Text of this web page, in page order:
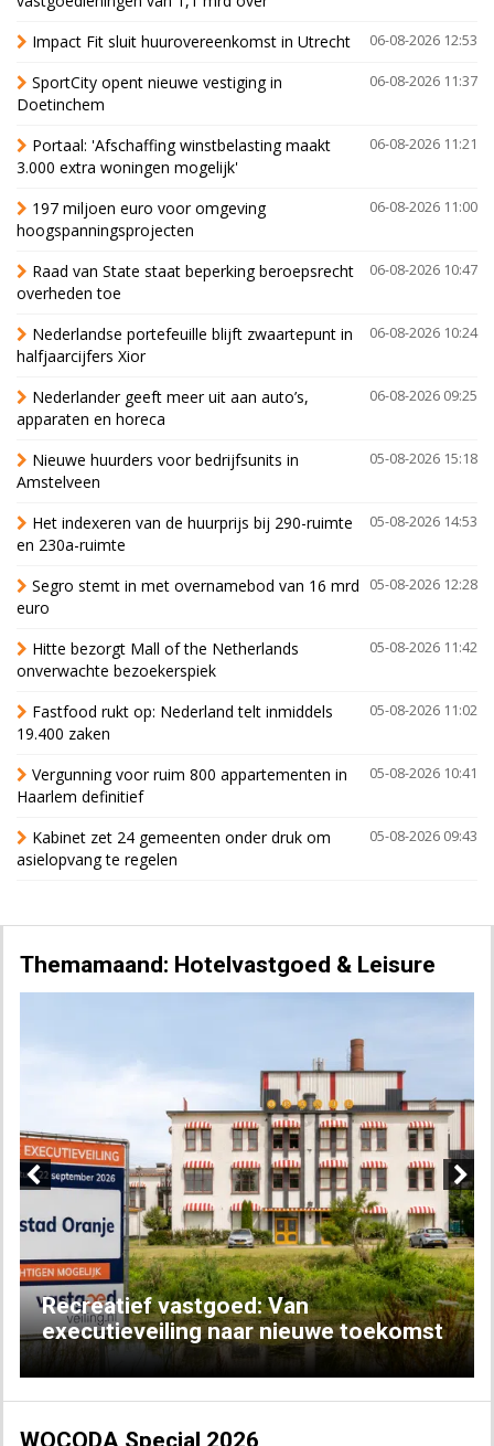
06-08-2026 12:53
Impact Fit sluit huurovereenkomst in Utrecht
06-08-2026 11:37
SportCity opent nieuwe vestiging in
Doetinchem
06-08-2026 11:21
Portaal: 'Afschaffing winstbelasting maakt
3.000 extra woningen mogelijk'
06-08-2026 11:00
197 miljoen euro voor omgeving
hoogspanningsprojecten
06-08-2026 10:47
Raad van State staat beperking beroepsrecht
overheden toe
06-08-2026 10:24
Nederlandse portefeuille blijft zwaartepunt in
halfjaarcijfers Xior
06-08-2026 09:25
Nederlander geeft meer uit aan auto’s,
apparaten en horeca
05-08-2026 15:18
Nieuwe huurders voor bedrijfsunits in
Amstelveen
05-08-2026 14:53
Het indexeren van de huurprijs bij 290-ruimte
en 230a-ruimte
05-08-2026 12:28
Segro stemt in met overnamebod van 16 mrd
euro
05-08-2026 11:42
Hitte bezorgt Mall of the Netherlands
onverwachte bezoekerspiek
05-08-2026 11:02
Fastfood rukt op: Nederland telt inmiddels
19.400 zaken
05-08-2026 10:41
Vergunning voor ruim 800 appartementen in
Haarlem definitief
05-08-2026 09:43
Kabinet zet 24 gemeenten onder druk om
asielopvang te regelen
Themamaand: Hotelvastgoed & Leisure
Recreatief vastgoed: Van
executieveiling naar nieuwe toekomst
Next
WOCODA Special 2026